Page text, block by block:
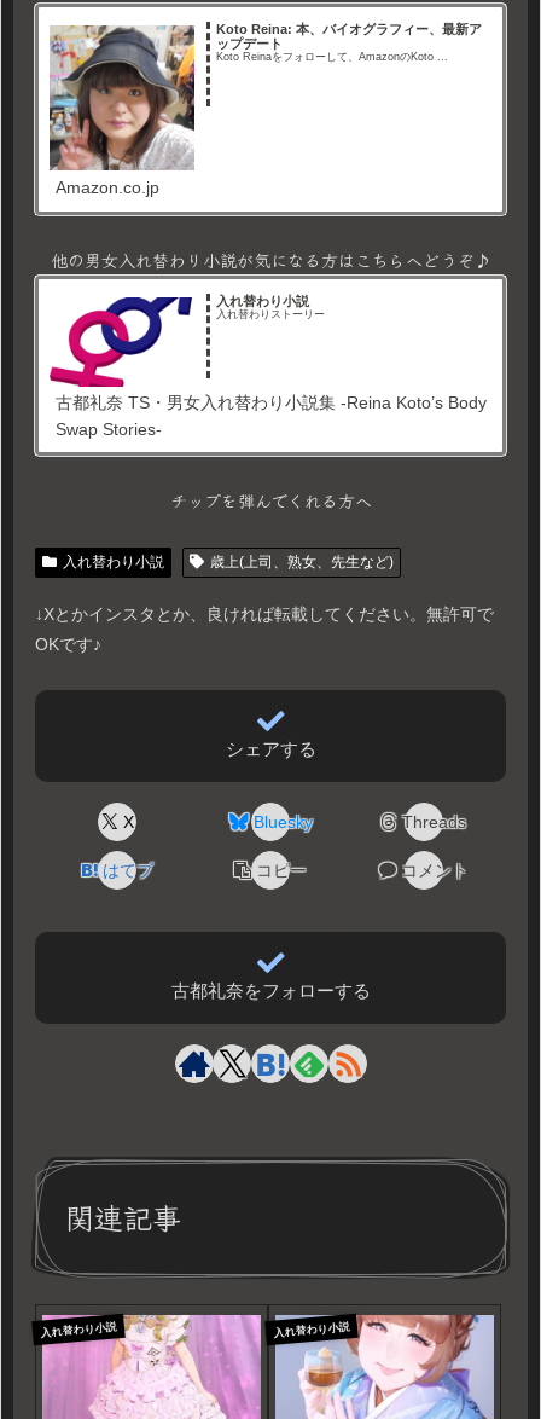
Koto Reina: 本、バイオグラフィー、最新ア
ップデート
Koto Reinaをフォローして、AmazonのKoto ...
Amazon.co.jp
他の男女入れ替わり小説が気になる方はこちらへどうぞ♪
入れ替わり小説
入れ替わりストーリー
古都礼奈 TS・男女入れ替わり小説集 -Reina Koto’s Body
Swap Stories-
チップを弾んでくれる方へ
入れ替わり小説 歳上(上司、熟女、先生など)
↓Xとかインスタとか、良ければ転載してください。無許可で
OKです♪
シェアする
X Bluesky Threads
はてブ コピー コメント
古都礼奈をフォローする
関連記事
入れ替わり小説 入れ替わり小説